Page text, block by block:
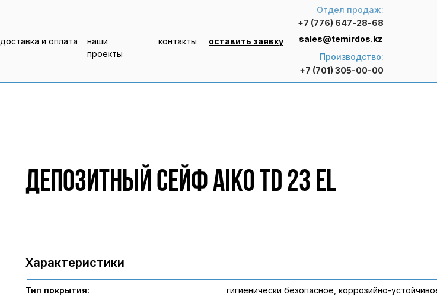
контакты оставить заявку
наши
проекты
доставка и оплата
Отдел продаж:
+7 (776) 647-28-68
Производство:
+7 (701) 305-00-00
sales@temirdos.kz
Депозитный сейф AIKO TD 23 EL
Характеристики
гигиенически безопасное, коррозийно-
Тип покрытия: